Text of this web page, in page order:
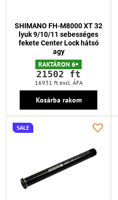
SHIMANO FH-M8000 XT 32
lyuk 9/10/11 sebességes
fekete Center Lock hátsó
agy
RAKTÁRON 6+
21502 ft
16931 ft excl. ÁFA
Kosárba rakom
SALE